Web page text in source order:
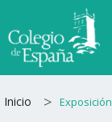
al
contenido
Inicio > Exposición